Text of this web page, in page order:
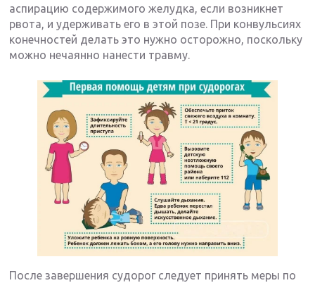
аспирацию содержимого желудка, если возникнет
рвота, и удерживать его в этой позе. При конвульсиях
конечностей делать это нужно осторожно, поскольку
можно нечаянно нанести травму.
После завершения судорог следует принять меры по